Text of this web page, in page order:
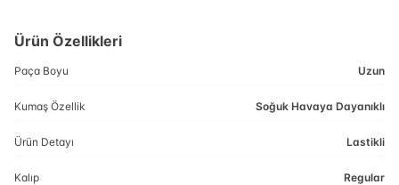
Ürün Özellikleri
Paça Boyu Uzun
Kumaş Özellik Soğuk Havaya Dayanıklı
Ürün Detayı Lastikli
Kalıp Regular